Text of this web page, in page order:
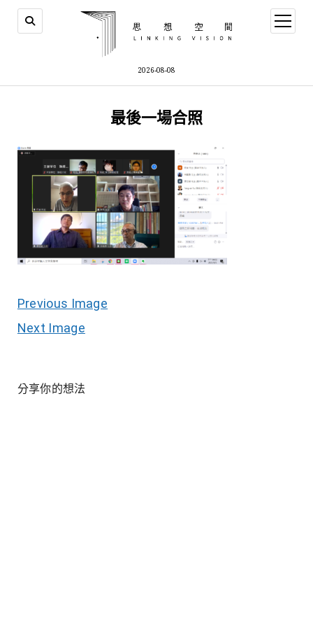
2026-08-08
open
menu
最後一場合照
Previous Image
Next Image
分享你的想法